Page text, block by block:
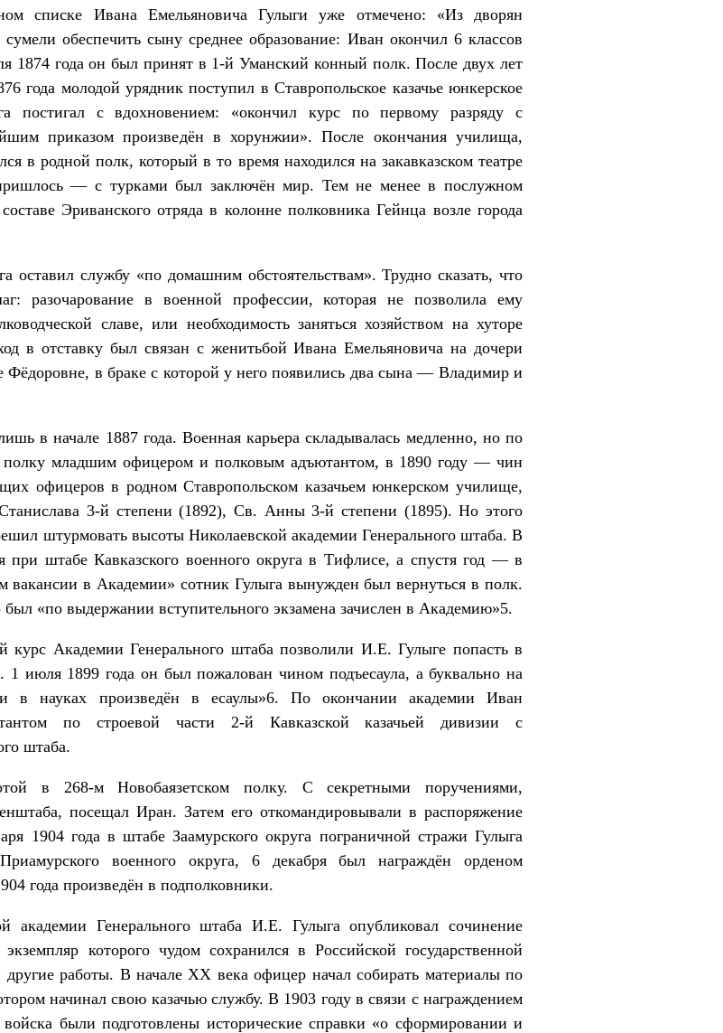
списке Ивана Емельяновича Гулыги уже отмечено: «Из дворян
сумели обеспечить сыну среднее образование: Иван окончил 6 классов
1874 года он был принят в 1-й Уманский конный полк. После двух лет
года молодой урядник поступил в Ставропольское казачье юнкерское
постигал с вдохновением: «окончил курс по первому разряду с
приказом произведён в хорунжии». После окончания училища,
в родной полк, который в то время находился на закавказском театре
— с турками был заключён мир. Тем не менее в послужном
Эриванского отряда в колонне полковника Гейнца возле города
оставил службу «по домашним обстоятельствам». Трудно сказать, что
разочарование в военной профессии, которая не позволила ему
славе, или необходимость заняться хозяйством на хуторе
в отставку был связан с женитьбой Ивана Емельяновича на дочери
Фёдоровне, в браке с которой у него появились два сына — Владимир и
в начале 1887 года. Военная карьера складывалась медленно, но по
младшим офицером и полковым адъютантом, в 1890 году — чин
офицеров в родном Ставропольском казачьем юнкерском училище,
3-й степени (1892), Св. Анны 3-й степени (1895). Но этого
штурмовать высоты Николаевской академии Генерального штаба. В
при штабе Кавказского военного округа в Тифлисе, а спустя год — в
вакансии в Академии» сотник Гулыга вынужден был вернуться в полк.
«по выдержании вступительного экзамена зачислен в Академию»5.
курс Академии Генерального штаба позволили И.Е. Гулыге попасть в
1 июля 1899 года он был пожалован чином подъесаула, а буквально на
в науках произведён в есаулы»6. По окончании академии Иван
по строевой части 2-й Кавказской казачьей дивизии с
штаба.
в 268-м Новобаязетском полку. С секретными поручениями,
посещал Иран. Затем его откомандировывали в распоряжение
1904 года в штабе Заамурского округа пограничной стражи Гулыга
военного округа, 6 декабря был награждён орденом
года произведён в подполковники.
академии Генерального штаба И.Е. Гулыга опубликовал сочинение
которого чудом сохранился в Российской государственной
работы. В начале ХХ века офицер начал собирать материалы по
начинал свою казачью службу. В 1903 году в связи с награждением
войска были подготовлены исторические справки «о сформировании и